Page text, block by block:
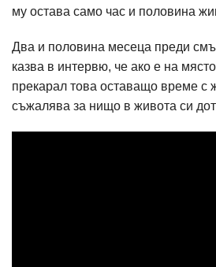
му остава само час и половина
Два и половина месеца преди
казва в интервю, че ако е на
прекарал това оставащо време с
съжалява за нищо в живота си